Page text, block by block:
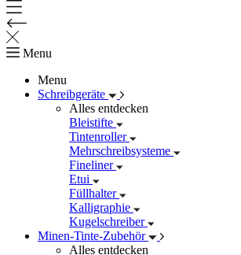
Menu
Menu
Schreibgeräte
Alles entdecken
Bleistifte
Tintenroller
Mehrschreibsysteme
Fineliner
Etui
Füllhalter
Kalligraphie
Kugelschreiber
Minen-Tinte-Zubehör
Alles entdecken